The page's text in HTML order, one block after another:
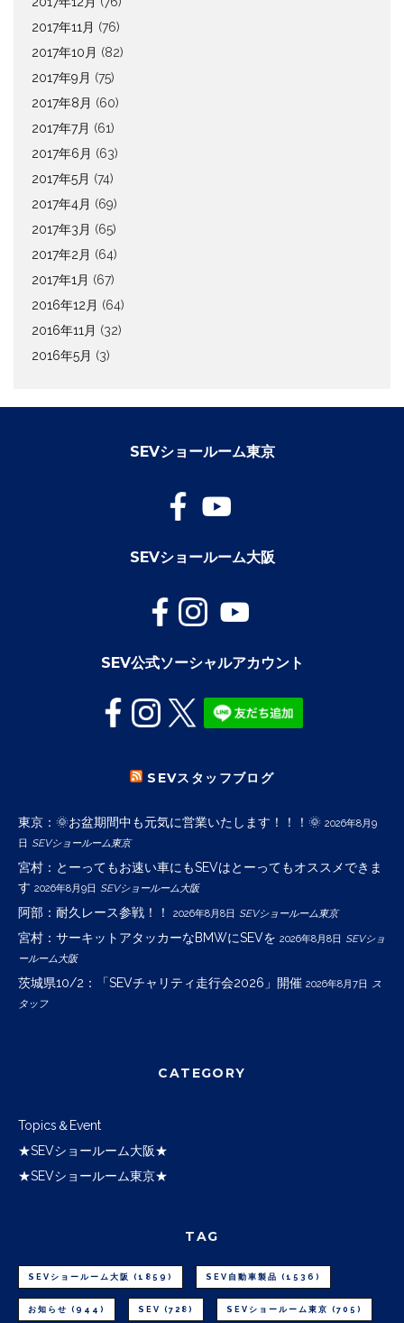
2017年11月 (76)
2017年10月 (82)
2017年9月 (75)
2017年8月 (60)
2017年7月 (61)
2017年6月 (63)
2017年5月 (74)
2017年4月 (69)
2017年3月 (65)
2017年2月 (64)
2017年1月 (67)
2016年12月 (64)
2016年11月 (32)
2016年5月 (3)
SEVショールーム東京
SEVショールーム大阪
SEV公式ソーシャルアカウント
SEVスタッフブログ
東京：🌞お盆期間中も元気に営業いたします！！！🌞 2026年8月9
日 SEVショールーム東京
宮村：とーってもお速い車にもSEVはとーってもオススメできま
す 2026年8月9日 SEVショールーム大阪
阿部：耐久レース参戦！！ 2026年8月8日 SEVショールーム東京
宮村：サーキットアタッカーなBMWにSEVを 2026年8月8日 SEVショ
ールーム大阪
茨城県10/2：「SEVチャリティ走行会2026」開催 2026年8月7日
ス
タッフ
CATEGORY
Topics＆Event
★SEVショールーム大阪★
★SEVショールーム東京★
TAG
SEVショールーム大阪 (1859) SEV自動車製品 (1536)
お知らせ (944) SEV (728) SEVショールーム東京 (705)